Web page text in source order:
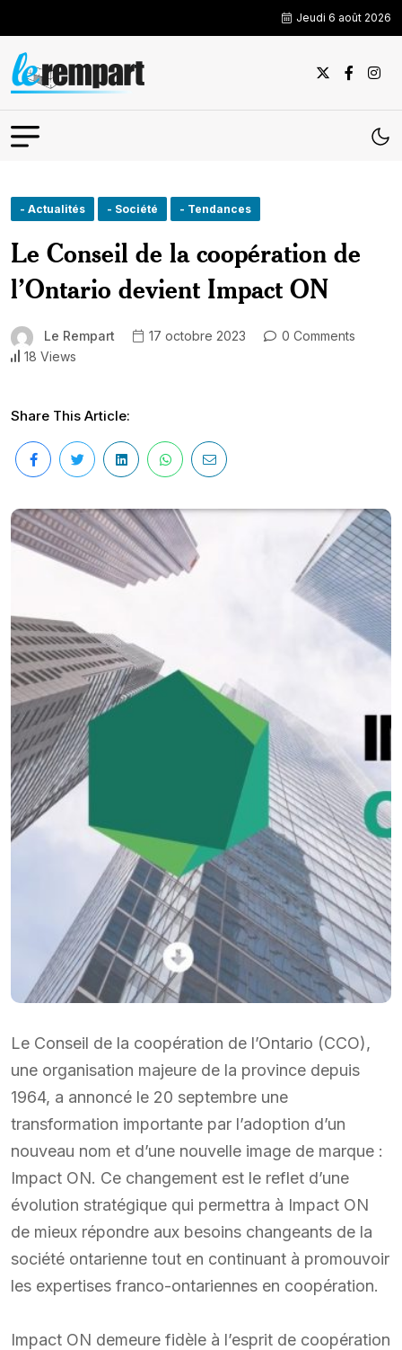
Jeudi 6 août 2026
- Actualités - Société - Tendances
Le Conseil de la coopération de
l’Ontario devient Impact ON
Le Rempart 17 octobre 2023
0 Comments
18 Views
Share This Article:
Le Conseil de la coopération de l’Ontario (CCO),
une organisation majeure de la province depuis
1964, a annoncé le 20 septembre une
transformation importante par l’adoption d’un
nouveau nom et d’une nouvelle image de marque :
Impact ON. Ce changement est le reflet d’une
évolution stratégique qui permettra à Impact ON
de mieux répondre aux besoins changeants de la
société ontarienne tout en continuant à promouvoir
les expertises franco-ontariennes en coopération.
Impact ON demeure fidèle à l’esprit de coopération